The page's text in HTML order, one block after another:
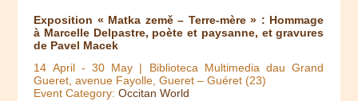
Exposition « Matka země – Terre-mère » : Hommage
à Marcelle Delpastre, poète et paysanne, et gravures
de Pavel Macek
14 April-30 May | Biblioteca Multimedia dau Grand
Gueret, avenue Fayolle, Gueret – Guéret (23)
Event Category:Occitan World